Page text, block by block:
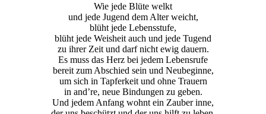
Wie jede Blüte welkt
und jede Jugend dem Alter weicht,
blüht jede Lebensstufe,
blüht jede Weisheit auch und jede Tugend
zu ihrer Zeit und darf nicht ewig dauern.
Es muss das Herz bei jedem Lebensrufe
bereit zum Abschied sein und Neubeginne,
um sich in Tapferkeit und ohne Trauern
in and’re, neue Bindungen zu geben.
Und jedem Anfang wohnt ein Zauber inne,